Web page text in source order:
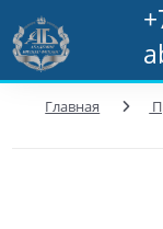
Главная